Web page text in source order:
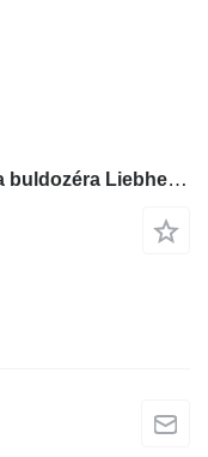
Motor Liebherr D9508 10125968 na buldozéra Liebherr PR764